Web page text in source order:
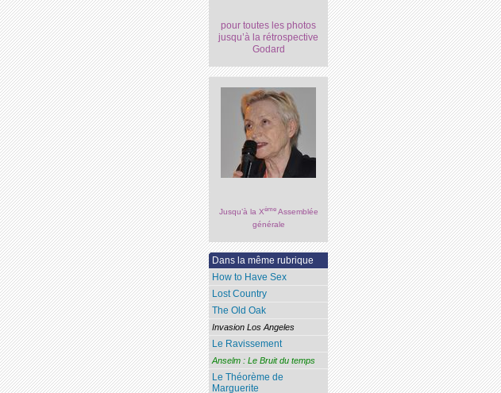
pour toutes les photos
jusqu’à la rétrospective
Godard
Jusqu’à la XèmeAssemblée
générale
Dans la même rubrique
How to Have Sex
Lost Country
The Old Oak
Invasion Los Angeles
Le Ravissement
Anselm : Le Bruit du temps
Le Théorème de
Marguerite